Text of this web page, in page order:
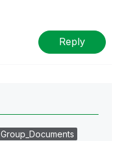
Reply
Group_Documents